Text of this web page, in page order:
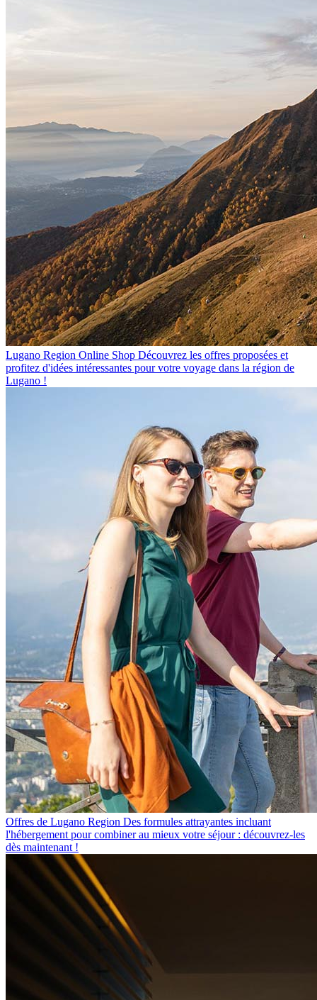
Lugano Region Online Shop Découvrez les offres proposées et
profitez d'idées intéressantes pour votre voyage dans la région de
Lugano !
Offres de Lugano Region Des formules attrayantes incluant
l'hébergement pour combiner au mieux votre séjour : découvrez-les
dès maintenant !